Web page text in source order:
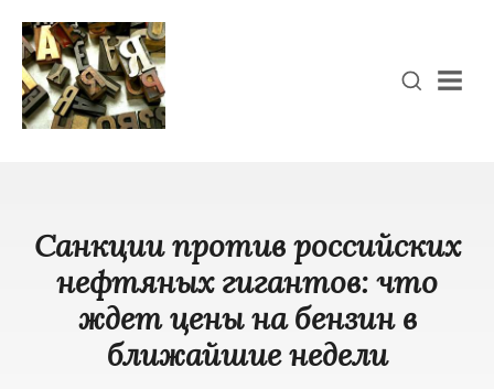
Санкции против российских
нефтяных гигантов: что
ждет цены на бензин в
ближайшие недели